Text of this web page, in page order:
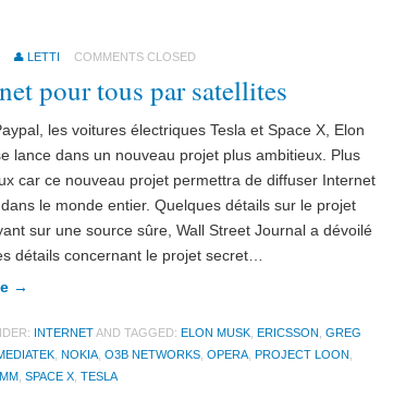
LETTI COMMENTS CLOSED
pour tous par satellites
les voitures électriques Tesla et Space X, Elon
lance dans un nouveau projet plus ambitieux. Plus
car ce nouveau projet permettra de diffuser Internet
le monde entier. Quelques détails sur le projet
sur une source sûre, Wall Street Journal a dévoilé
détails concernant le projet secret…
→
INTERNETAND TAGGED: ELON MUSK ERICSSON GREG
NOKIA O3B NETWORKS OPERA PROJECT LOON
SPACE X TESLA